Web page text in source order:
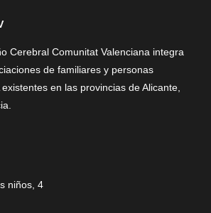
Cerebral Comunitat Valenciana integra
de familiares y personas
en las provincias de Alicante,
niños, 4